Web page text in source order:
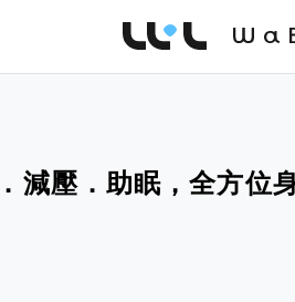
WaBay 挖貝 | 台灣
減壓．助眠，全方位